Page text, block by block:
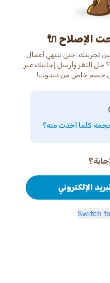
الإصلاح 🔌
تجربتك. حتى ننتهي أعمال
حل اللغز وأرسل إجابتك عبر
على خصم خاص من دبدوب!
كلما أخذت منه؟
الإلكتروني
Switch